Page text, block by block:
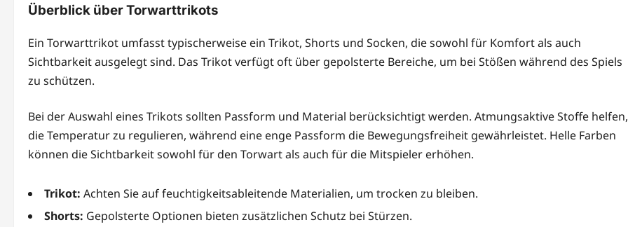
Überblick über Torwarttrikots
Ein Torwarttrikot umfasst typischerweise ein Trikot, Shorts und Socken, die sowohl für Komfort als auch
Sichtbarkeit ausgelegt sind. Das Trikot verfügt oft über gepolsterte Bereiche, um bei Stößen während des Spiels
zu schützen.
Bei der Auswahl eines Trikots sollten Passform und Material berücksichtigt werden. Atmungsaktive Stoffe helfen,
die Temperatur zu regulieren, während eine enge Passform die Bewegungsfreiheit gewährleistet. Helle Farben
können die Sichtbarkeit sowohl für den Torwart als auch für die Mitspieler erhöhen.
Trikot: Achten Sie auf feuchtigkeitsableitende Materialien, um trocken zu bleiben.
Shorts: Gepolsterte Optionen bieten zusätzlichen Schutz bei Stürzen.